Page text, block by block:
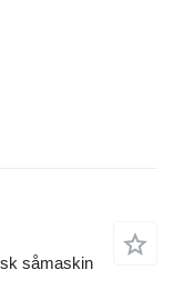
såmaskin